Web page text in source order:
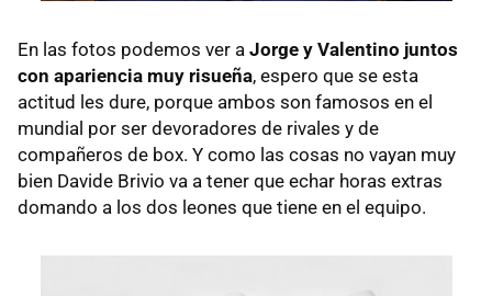
En las fotos podemos ver a Jorge y Valentino juntos
con apariencia muy risueña, espero que se esta
actitud les dure, porque ambos son famosos en el
mundial por ser devoradores de rivales y de
compañeros de box. Y como las cosas no vayan muy
bien Davide Brivio va a tener que echar horas extras
domando a los dos leones que tiene en el equipo.